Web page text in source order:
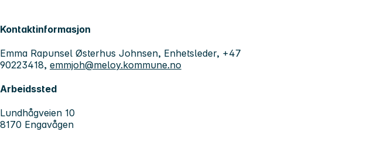
Kontaktinformasjon
Emma Rapunsel Østerhus Johnsen, Enhetsleder, +47
90223418, emmjoh@meloy.kommune.no
Arbeidssted
Lundhågveien 10
8170 Engavågen